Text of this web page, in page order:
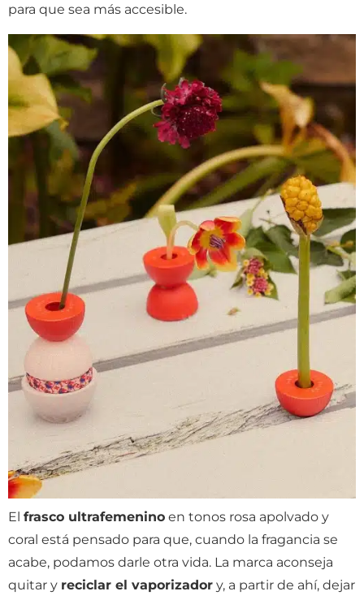
para que sea más accesible.
El frasco ultrafemenino en tonos rosa apolvado y
coral está pensado para que, cuando la fragancia se
acabe, podamos darle otra vida. La marca aconseja
quitar y reciclar el vaporizador y, a partir de ahí, dejar